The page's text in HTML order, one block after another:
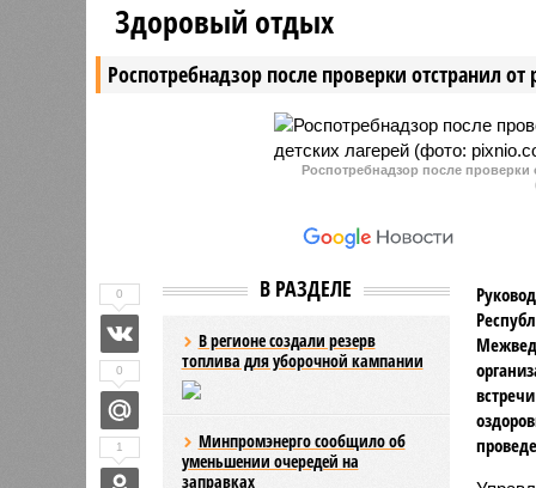
Леонида Маркелова и ООО
«Телекомпания «Регион 12»,
оспаривавшие решение об
имущества, приобретенного на
неподтвержденные доходы.
требует
Роспотребнадзор после проверки отстранил
Здоровый отдых
Роспотребнадзор после проверки
В РАЗДЕЛЕ
В регионе создали резерв
топлива для уборочной кампании
Минпромэнерго сообщило об
уменьшении очередей на
заправках
0
0
1